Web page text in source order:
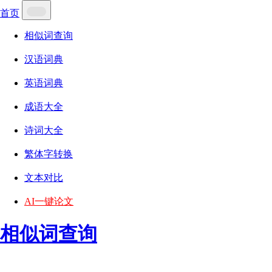
首页
相似词查询
汉语词典
英语词典
成语大全
诗词大全
繁体字转换
文本对比
AI一键论文
相似词查询